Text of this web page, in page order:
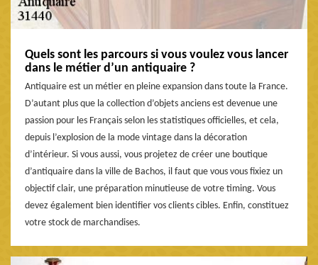
Quels sont les parcours si vous voulez vous lancer
dans le métier d’un antiquaire ?
Antiquaire est un métier en pleine expansion dans toute la France.
D’autant plus que la collection d’objets anciens est devenue une
passion pour les Français selon les statistiques officielles, et cela,
depuis l’explosion de la mode vintage dans la décoration
d’intérieur. Si vous aussi, vous projetez de créer une boutique
d’antiquaire dans la ville de Bachos, il faut que vous vous fixiez un
objectif clair, une préparation minutieuse de votre timing. Vous
devez également bien identifier vos clients cibles. Enfin, constituez
votre stock de marchandises.